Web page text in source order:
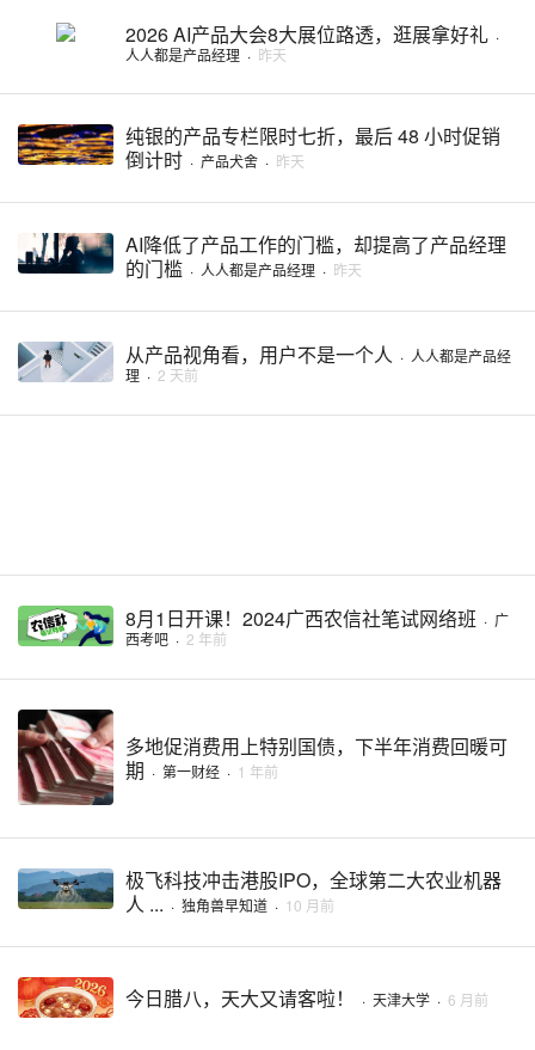
2026 AI产品大会8大展位路透，逛展拿好礼 ·
人人都是产品经理 · 昨天
纯银的产品专栏限时七折，最后 48 小时促销
倒计时 · 产品犬舍 · 昨天
AI降低了产品工作的门槛，却提高了产品经理
的门槛 · 人人都是产品经理 · 昨天
从产品视角看，用户不是一个人 · 人人都是产品经
理 · 2 天前
8月1日开课！2024广西农信社笔试网络班 · 广
西考吧 · 2 年前
多地促消费用上特别国债，下半年消费回暖可
期 · 第一财经 · 1 年前
极飞科技冲击港股IPO，全球第二大农业机器
人 ... · 独角兽早知道 · 10 月前
今日腊八，天大又请客啦！ · 天津大学 · 6 月前